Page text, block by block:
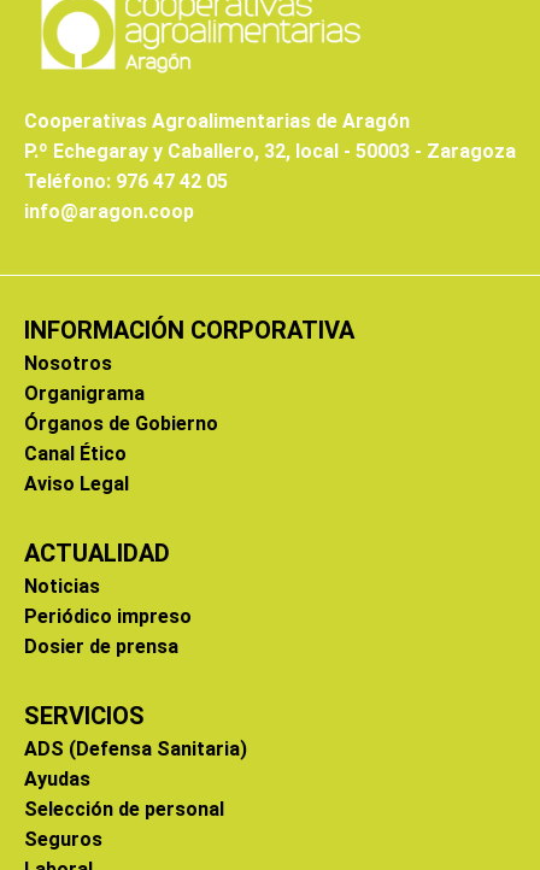
Cooperativas Agroalimentarias de Aragón
P.º Echegaray y Caballero, 32, local - 50003 - Zaragoza
Teléfono: 976 47 42 05
info@aragon.coop
INFORMACIÓN CORPORATIVA
Nosotros
Organigrama
Órganos de Gobierno
Canal Ético
Aviso Legal
ACTUALIDAD
Noticias
Periódico impreso
Dosier de prensa
SERVICIOS
ADS (Defensa Sanitaria)
Ayudas
Selección de personal
Seguros